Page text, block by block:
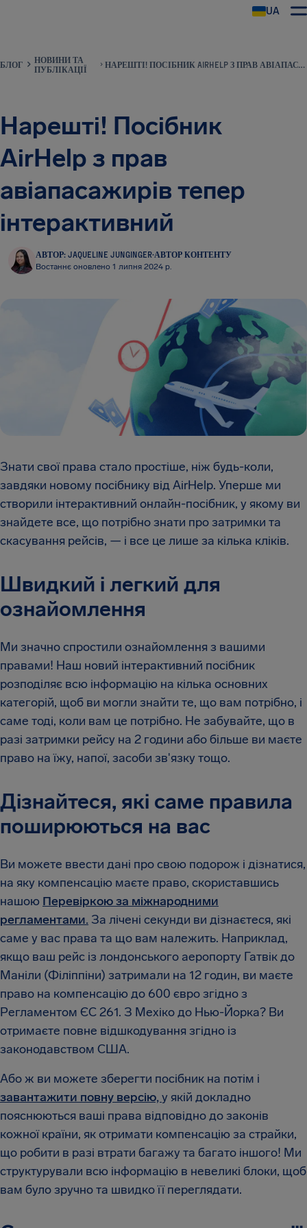
UA
БЛОГ
НОВИНИ ТА
ПУБЛІКАЦІЇ
НАРЕШТІ! ПОСІБНИК AIRHELP З ПРАВ АВІАПАСАЖИРІВ ТЕПЕР ІНТЕРАКТИВНИЙ
Нарешті! Посібник
AirHelp з прав
авіапасажирів тепер
інтерактивний
АВТОР: JAQUELINE JUNGINGER·АВТОР КОНТЕНТУ
Востаннє оновлено 1 липня 2024 р.
Знати свої права стало простіше, ніж будь-коли,
завдяки новому посібнику від AirHelp. Уперше ми
створили інтерактивний онлайн-посібник, у якому ви
знайдете все, що потрібно знати про затримки та
скасування рейсів, — і все це лише за кілька кліків.
Швидкий і легкий для
ознайомлення
Ми значно спростили ознайомлення з вашими
правами! Наш новий інтерактивний посібник
розподіляє всю інформацію на кілька основних
категорій, щоб ви могли знайти те, що вам потрібно, і
саме тоді, коли вам це потрібно. Не забувайте, що в
разі затримки рейсу на 2 години або більше ви маєте
право на їжу, напої, засоби зв'язку тощо.
Дізнайтеся, які саме правила
поширюються на вас
Ви можете ввести дані про свою подорож і дізнатися,
на яку компенсацію маєте право, скориставшись
нашою Перевіркою за міжнародними
регламентами. За лічені секунди ви дізнаєтеся, які
саме у вас права та що вам належить. Наприклад,
якщо ваш рейс із лондонського аеропорту Гатвік до
Маніли (Філіппіни) затримали на 12 годин, ви маєте
право на компенсацію до 600 євро згідно з
Регламентом ЄС 261. З Мехіко до Нью-Йорка? Ви
отримаєте повне відшкодування згідно із
законодавством США.
Або ж ви можете зберегти посібник на потім і
завантажити повну версію,у якій докладно
пояснюються ваші права відповідно до законів
кожної країни, як отримати компенсацію за страйки,
що робити в разі втрати багажу та багато іншого! Ми
структурували всю інформацію в невеликі блоки, щоб
вам було зручно та швидко її переглядати.